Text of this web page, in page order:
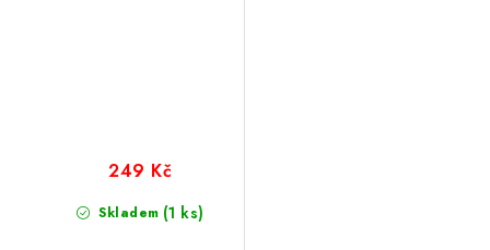
Skladem (1 ks)
249 Kč